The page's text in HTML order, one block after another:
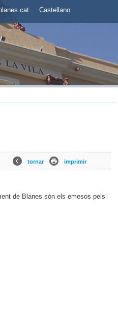
blanes.cat Castellano
tornar imprimir
de Blanes són els emesos pels